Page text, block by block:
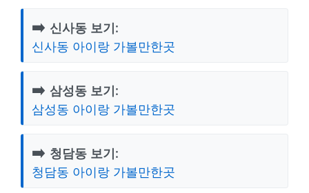
➡️ 신사동 보기:
신사동 아이랑 가볼만한곳
➡️ 삼성동 보기:
삼성동 아이랑 가볼만한곳
➡️ 청담동 보기:
청담동 아이랑 가볼만한곳